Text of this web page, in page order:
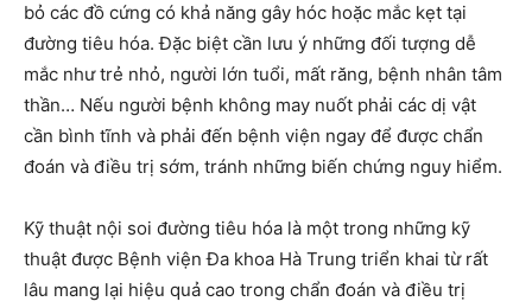
bỏ các đồ cứng có khả năng gây hóc hoặc mắc kẹt tại
đường tiêu hóa. Đặc biệt cần lưu ý những đối tượng dễ
mắc như trẻ nhỏ, người lớn tuổi, mất răng, bệnh nhân tâm
thần… Nếu người bệnh không may nuốt phải các dị vật
cần bình tĩnh và phải đến bệnh viện ngay để được chẩn
đoán và điều trị sớm, tránh những biến chứng nguy hiểm.
Kỹ thuật nội soi đường tiêu hóa là một trong những kỹ
thuật được Bệnh viện Đa khoa Hà Trung triển khai từ rất
lâu mang lại hiệu quả cao trong chẩn đoán và điều trị